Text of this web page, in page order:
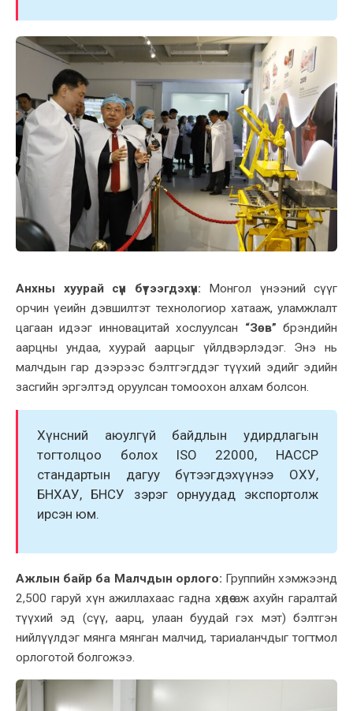
Анхны хуурай сүүн бүтээгдэхүүн: Монгол үнээний сүүг
орчин үеийн дэвшилтэт технологиор хатааж, уламжлалт
цагаан идээг инновацитай хослуулсан “Зөв” брэндийн
аарцны ундаа, хуурай аарцыг үйлдвэрлэдэг. Энэ нь
малчдын гар дээрээс бэлтгэгддэг түүхий эдийг эдийн
засгийн эргэлтэд оруулсан томоохон алхам болсон.
Хүнсний аюулгүй байдлын удирдлагын
тогтолцоо болох ISO 22000, HACCP
стандартын дагуу бүтээгдэхүүнээ ОХУ,
БНХАУ, БНСУ зэрэг орнуудад экспортолж
ирсэн юм.
Ажлын байр ба Малчдын орлого: Группийн хэмжээнд
2,500 гаруй хүн ажиллахаас гадна хөдөө аж ахуйн гаралтай
түүхий эд (сүү, аарц, улаан буудай гэх мэт) бэлтгэн
нийлүүлдэг мянга мянган малчид, тариаланчдыг тогтмол
орлоготой болгожээ.